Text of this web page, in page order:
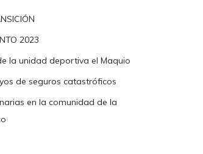
2023
la unidad deportiva el Maquio
de seguros catastróficos
en la comunidad de la